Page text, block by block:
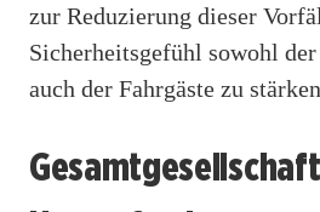
zur Reduzierung dieser
Sicherheitsgefühl sowohl
auch der Fahrgäste zu